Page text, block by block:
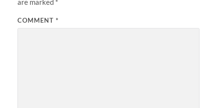
are marked *
COMMENT *